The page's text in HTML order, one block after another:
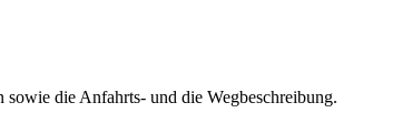
die Anfahrts- und die Wegbeschreibung.